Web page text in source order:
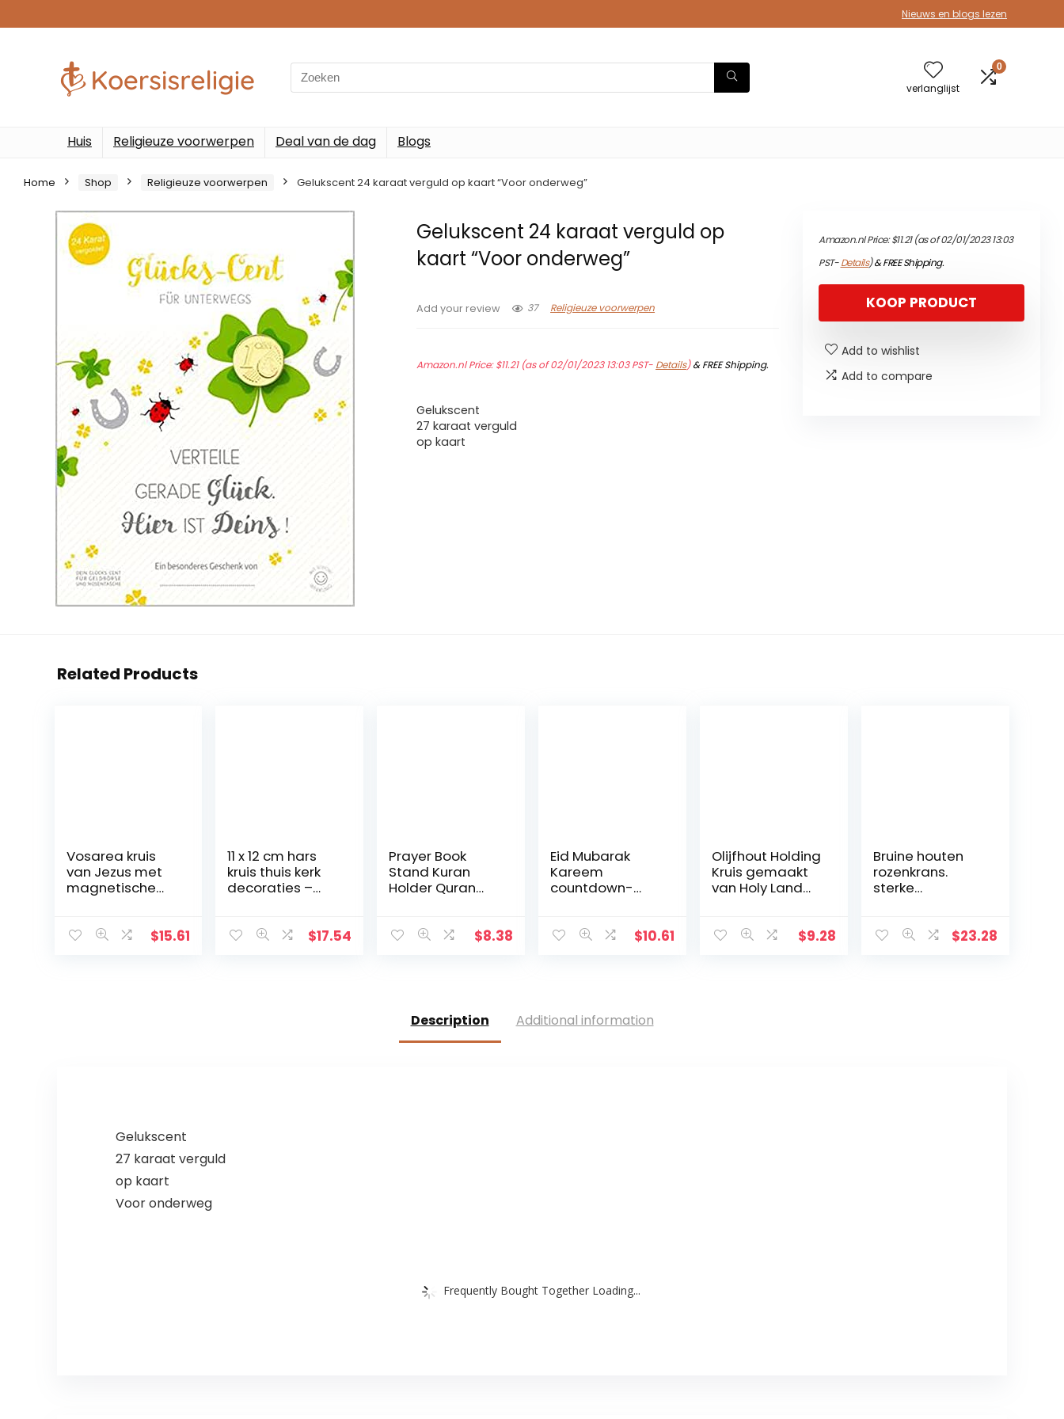
Nieuws en blogs lezen
Search
for:
verlanglijst
0
Huis Religieuze voorwerpen Deal van de dag Blogs
Home Shop Religieuze voorwerpen Gelukscent 24 karaat verguld op kaart “Voor onderweg”
Gelukscent 24 karaat verguld op
kaart “Voor onderweg”
Add your review 37 Religieuze voorwerpen
Amazon.nl Price:$11.21(as of 02/01/2023 13:03 PST- Details)&FREE Shipping.
Gelukscent
27 karaat verguld
op kaart
Amazon.nl Price:$11.21(as of 02/01/2023 13:03
PST-Details)&FREE Shipping.
KOOP PRODUCT
Add to wishlist
Add to compare
Related Products
Vosarea kruis
van Jezus met
magnetische
$15.61
11 x 12 cm hars
kruis thuis kerk
decoraties –
decoratie –
$17.54
Prayer Book
Stand Kuran
Holder Quran
Mubarak
$8.38
Eid Mubarak
Kareem
countdown-
vilten kalender
decoratie
$10.61
Olijfhout Holding
Kruis gemaakt
van Holy Land
$9.28
Bruine houten
rozenkrans.
sterke
houten
$23.28
Description Additional information
Gelukscent
27 karaat verguld
op kaart
Voor onderweg
Frequently Bought Together Loading...